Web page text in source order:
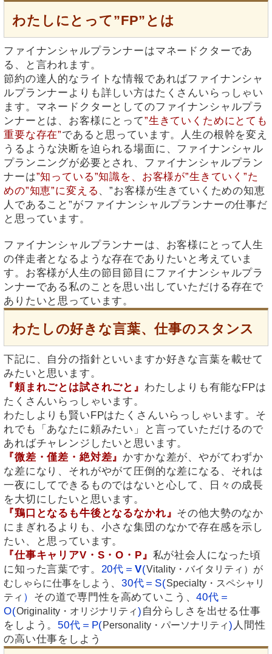
わたしにとって”FP”とは
ファイナンシャルプランナーはマネードクターであ
る、と言われます。
節約の達人的なライトな情報であればファイナンシャ
ルプランナーよりも詳しい方はたくさんいらっしゃい
ます。マネードクターとしてのファイナンシャルプラ
ンナーとは、お客様にとって”生きていくためにとても
重要な存在”であると思っています。人生の根幹を変え
うるような決断を迫られる場面に、ファイナンシャル
プランニングが必要とされ、ファイナンシャルプラン
ナーは”知っている”知識を、お客様が”生きていく”た
めの”知恵”に変える 、”お客様が生きていくための知恵
人であること”がファイナンシャルプランナーの仕事だ
と思っています。
ファイナンシャルプランナーは、お客様にとって人生
の伴走者となるような存在でありたいと考えていま
す。お客様が人生の節目節目にファイナンシャルプラ
ンナーである私のことを思い出していただける存在で
ありたいと思っています。
わたしの好きな言葉、仕事のスタンス
下記に、自分の指針といいますか好きな言葉を載せて
みたいと思います。
『頼まれごとは試されごと』 わたしよりも有能なFPは
たくさんいらっしゃいます。
わたしよりも賢いFPはたくさんいらっしゃいます。そ
れでも「あなたに頼みたい」と言っていただけるので
あればチャレンジしたいと思います。
『微差・僅差・絶対差』 かすかな差が、やがてわずか
な差になり、それがやがて圧倒的な差になる、それは
一夜にしてできるものではないと心して、日々の成長
を大切にしたいと思います。
『鶏口となるも牛後となるなかれ』 その他大勢のなか
にまぎれるよりも、小さな集団のなかで存在感を示し
たい、と思っています。
『仕事キャリアV・S・O・P』 私が社会人になった頃
に知った言葉です。 20代＝ V(Vitality・バイタリティ） が
むしゃらに仕事をしよう 、 30代＝S(Specialty・スペシャリ
ティ ） その道で専門性を高めていこう、40代＝
O(Originality・オリジナリティ) 自分らしさを出せる仕事
をしよう。 50代＝P(Personality・パーソナリティ) 人間性
の高い仕事をしよう